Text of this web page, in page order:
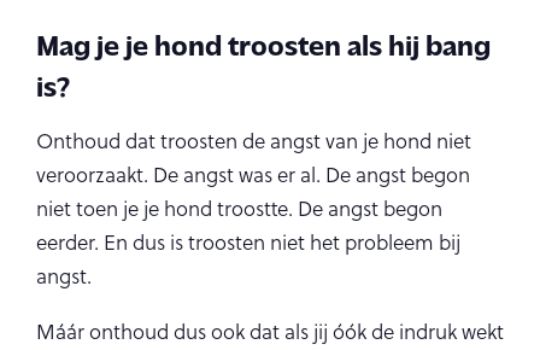
Mag je je hond troosten als hij bang
is?
Onthoud dat troosten de angst van je hond niet
veroorzaakt. De angst was er al. De angst begon
niet toen je je hond troostte. De angst begon
eerder. En dus is troosten niet het probleem bij
angst.
Máár onthoud dus ook dat als jij óók de indruk wekt